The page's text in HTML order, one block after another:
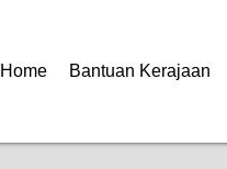
Home Bantuan Kerajaan